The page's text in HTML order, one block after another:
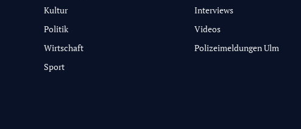
Kultur
Politik
Wirtschaft
Sport
Interviews
Videos
Polizeimeldungen Ulm